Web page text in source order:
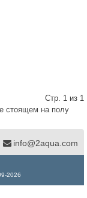
Стр. 1 из 1
стоящем на полу
info@2aqua.com
2026